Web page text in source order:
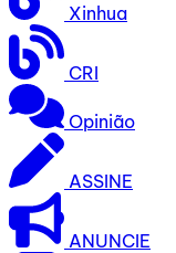
Xinhua
CRI
Opinião
ASSINE
ANUNCIE